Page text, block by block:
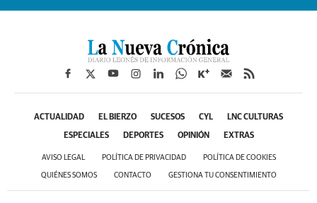
ACTUALIDAD EL BIERZO SUCESOS CYL LNC CULTURAS
ESPECIALES DEPORTES OPINIÓN EXTRAS
AVISO LEGAL POLÍTICA DE PRIVACIDAD POLÍTICA DE COOKIES
QUIÉNES SOMOS CONTACTO GESTIONA TU CONSENTIMIENTO